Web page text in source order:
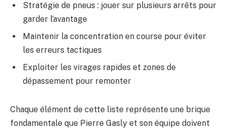
Stratégie de pneus : jouer sur plusieurs arrêts pour
garder l’avantage
Maintenir la concentration en course pour éviter
les erreurs tactiques
Exploiter les virages rapides et zones de
dépassement pour remonter
Chaque élément de cette liste représente une brique
fondamentale que Pierre Gasly et son équipe doivent